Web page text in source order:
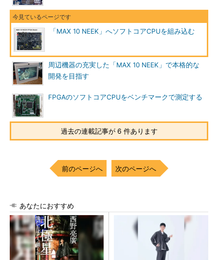
「MAX 10 NEEK」へソフトコアCPUを組み込む
周辺機器の充実した「MAX 10 NEEK」で本格的な
開発を目指す
FPGAのソフトコアCPUをベンチマークで測定する
過去の連載記事が 6 件あります
前のページへ 次のページへ
あなたにおすすめ